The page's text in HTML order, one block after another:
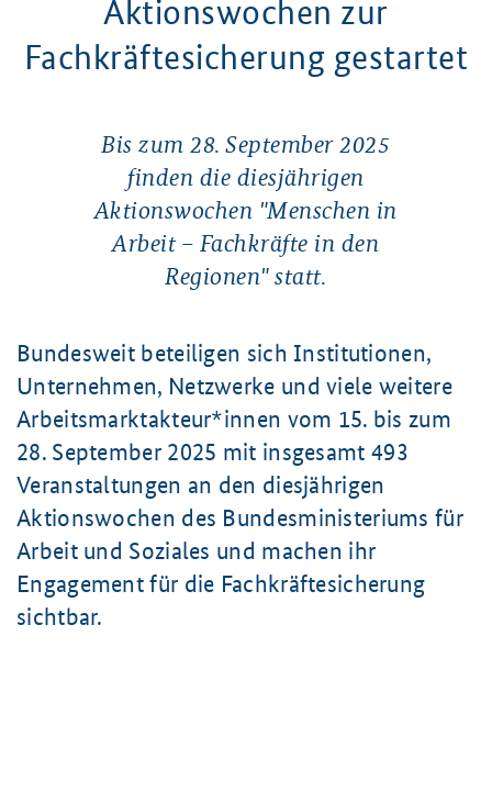
Aktionswochen zur
Fachkräftesicherung gestartet
Bis zum 28. September 2025
finden die diesjährigen
Aktionswochen "Menschen in
Arbeit – Fachkräfte in den
Regionen" statt.
Bundesweit beteiligen sich Institutionen,
Unternehmen, Netzwerke und viele weitere
Arbeitsmarktakteur*innen vom 15. bis zum
28. September 2025 mit insgesamt 493
Veranstaltungen an den diesjährigen
Aktionswochen des Bundesministeriums für
Arbeit und Soziales und machen ihr
Engagement für die Fachkräftesicherung
sichtbar.